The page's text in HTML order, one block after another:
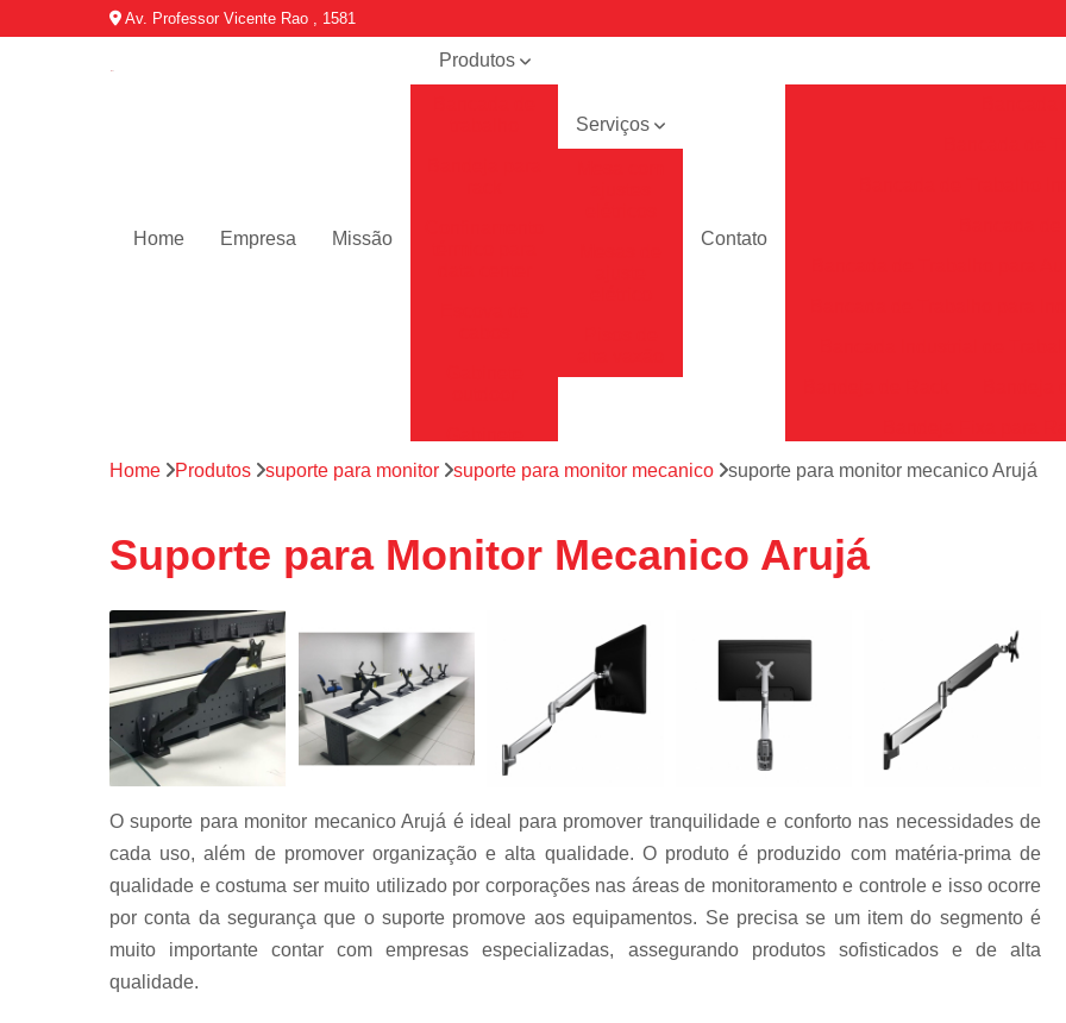
Av. Professor Vicente Rao , 1581
Home Empresa Missão
Produtos
Mobiliário
Rack para
servidor
Racks para
data center
Régua pdu
Suporte para
Serviços
Contato
Bandeja para Rack
Confinamento
Confinamento
Confinamento
Confinamento
Confinamento
Confinamento
Confinamento
Confinamento
Confinamento
Home Produtos suporte para monitor suporte para monitor mecanico suporte para monitor mecanico Arujá
Suporte para Monitor Mecanico Arujá
O suporte para monitor mecanico Arujá é ideal para promover tranquilidade e conforto nas necessidades de
cada uso, além de promover organização e alta qualidade. O produto é produzido com matéria-prima de
qualidade e costuma ser muito utilizado por corporações nas áreas de monitoramento e controle e isso ocorre
por conta da segurança que o suporte promove aos equipamentos. Se precisa se um item do segmento é
muito importante contar com empresas especializadas, assegurando produtos sofisticados e de alta
qualidade.